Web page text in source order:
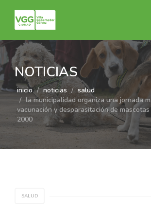
NOTICIAS
inicio noticias
salud
la municipalidad organiza una jornada
vacunación y desparasitación de
2000
SALUD